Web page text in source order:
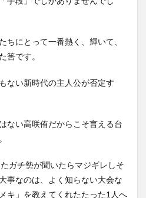
ちにとって一番熱く、輝いて、
筈です。
ない新時代の主人公が否定す
ない高咲侑だからこそ言える台
ガチ勢が聞いたらマジギレしそ
事なのは、よく知らない大会な
キ」を教えてくれたたった1人へ